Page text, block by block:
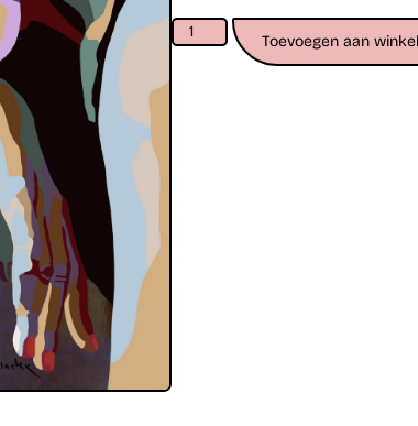
Toevoegen aan